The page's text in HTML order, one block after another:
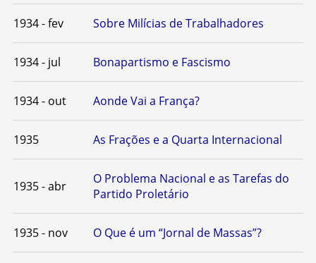
1934 - fev Sobre Milícias de Trabalhadores
1934 - jul Bonapartismo e Fascismo
1934 - out Aonde Vai a França?
1935 As Frações e a Quarta Internacional
1935 - abr
O Problema Nacional e as Tarefas do
Partido Proletário
1935 - nov O Que é um “Jornal de Massas”?